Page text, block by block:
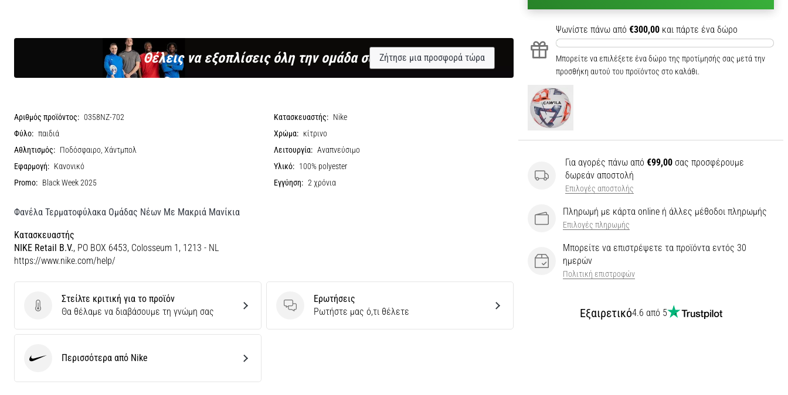
Ψωνίστε πάνω από €300,00 και πάρτε ένα δώρο
Μπορείτε να επιλέξετε ένα δώρο της προτίμησής σας μετά την
προσθήκη αυτού του προϊόντος στο καλάθι.
Για αγορές πάνω από €99,00 σας προσφέρουμε
δωρεάν αποστολή
Επιλογές αποστολής
Πληρωμή με κάρτα online ή άλλες μέθοδοι πληρωμής
Επιλογές πληρωμής
Μπορείτε να επιστρέψετε τα προϊόντα εντός 30
ημερών
Πολιτική επιστροφών
Εξαιρετικό4.6 από 5
Θέλεις να εξοπλίσεις όλη την ομάδα σου;Ζήτησε μια προσφορά τώρα
Αριθμός προϊόντος: 0358NZ-702 Κατασκευαστής: Nike
Φύλο: παιδιά Χρώμα: κίτρινο
Αθλητισμός: Ποδόσφαιρο, Χάντμπολ Λειτουργία: Αναπνεύσιμο
Εφαρμογή: Κανονικό Υλικό: 100% polyester
Promo: Black Week 2025 Εγγύηση: 2 χρόνια
Φανέλα Τερματοφύλακα Ομάδας Νέων Με Μακριά Μανίκια
Κατασκευαστής
NIKE Retail B.V., PO BOX 6453, Colosseum 1, 1213 - NL
https://www.nike.com/help/
Στείλτε κριτική για το προϊόν
Στείλτε κριτική για το προϊόν
Θα θέλαμε να διαβάσουμε τη γνώμη σας
Ερωτήσεις
Ερωτήσεις
Ρωτήστε μας ό,τι θέλετε
Περισσότερα από Nike